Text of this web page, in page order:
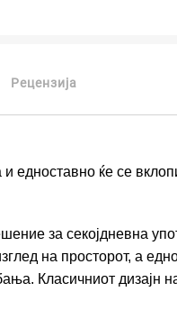
Рецензија
едноставно ќе се
за секојдневна
на просторот, а
Класичниот дизајн